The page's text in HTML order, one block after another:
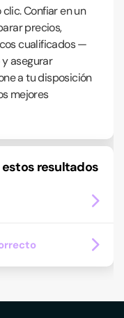
Confiar en un
precios,
cualificados —
asegurar
a tu disposición
mejores
resultados